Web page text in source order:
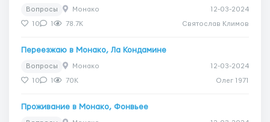
Вопросы Монако 12-03-2024
10 1 78.7K Святослав Климов
Переезжаю в Монако, Ла Кондамине
Вопросы Монако 12-03-2024
10 1 70K Олег 1971
Проживание в Монако, Фонвьее